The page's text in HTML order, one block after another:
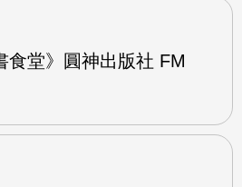
食堂》圓神出版社 FM